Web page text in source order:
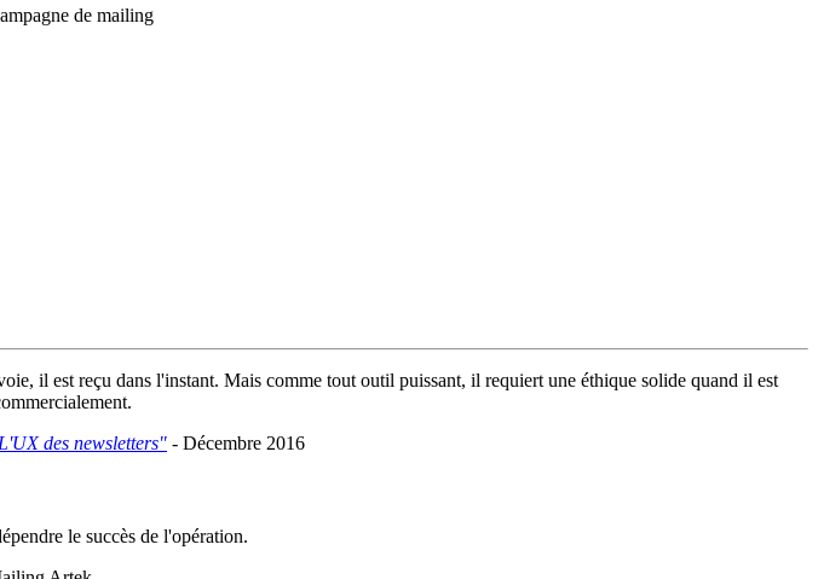
il est reçu dans l'instant. Mais comme tout outil puissant, il requiert une éthique solide quand il est
des newsletters" - Décembre 2016
le succès de l'opération.